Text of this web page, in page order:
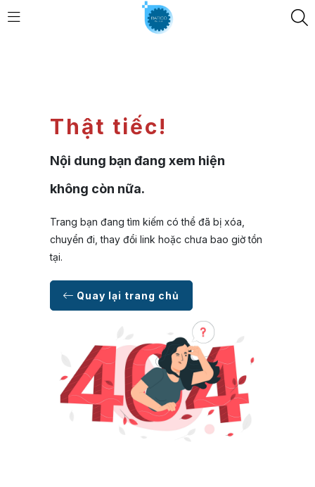
Thật tiếc!
Nội dung bạn đang xem hiện
không còn nữa.
Trang bạn đang tìm kiếm có thể đã bị xóa,
chuyển đi, thay đổi link hoặc chưa bao giờ tồn
tại.
Quay lại trang chủ